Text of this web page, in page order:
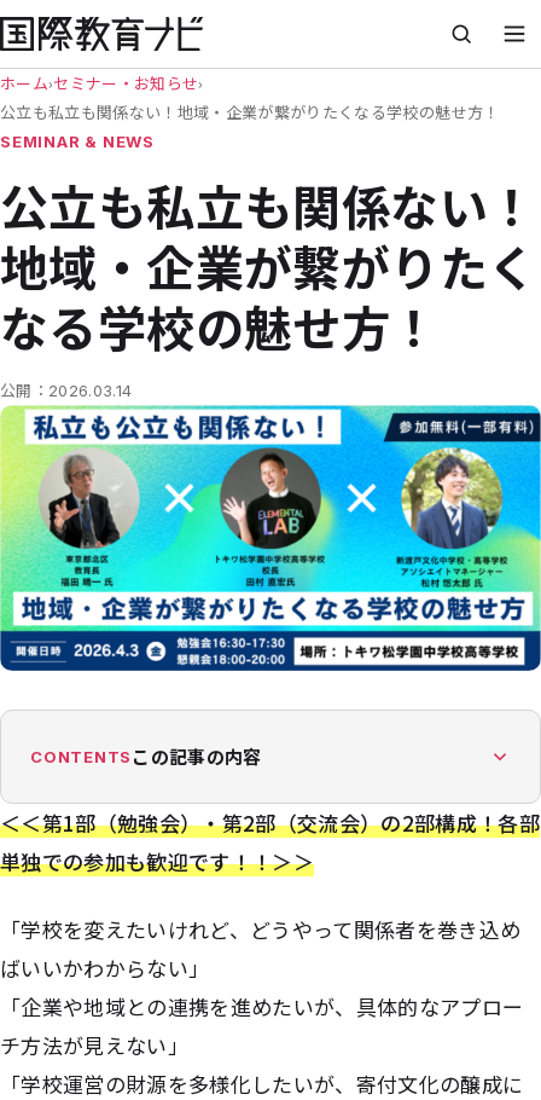
ホーム›セミナー・お知らせ›
公立も私立も関係ない！地域・企業が繋がりたくなる学校の魅せ方！
SEMINAR & NEWS
公立も私立も関係ない！
地域・企業が繋がりたく
なる学校の魅せ方！
公開： 2026.03.14
CONTENTS この記事の内容
＜＜第1部（勉強会）・第2部（交流会）の2部構成！各部
単独での参加も歓迎です！！＞＞
「学校を変えたいけれど、どうやって関係者を巻き込め
ばいいかわからない」
「企業や地域との連携を進めたいが、具体的なアプロー
チ方法が見えない」
「学校運営の財源を多様化したいが、寄付文化の醸成に